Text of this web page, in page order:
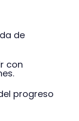
de
con
progreso